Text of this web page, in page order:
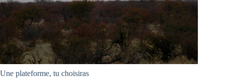
Une plateforme, tu choisiras